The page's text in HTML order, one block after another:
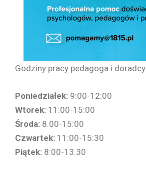
Godziny pracy pedagoga i
Poniedziałek: 9:00-12:00
Wtorek: 11:00-15:00
Środa: 8.00-15:00
Czwartek: 11:00-15:30
Piątek: 8:00-13.30